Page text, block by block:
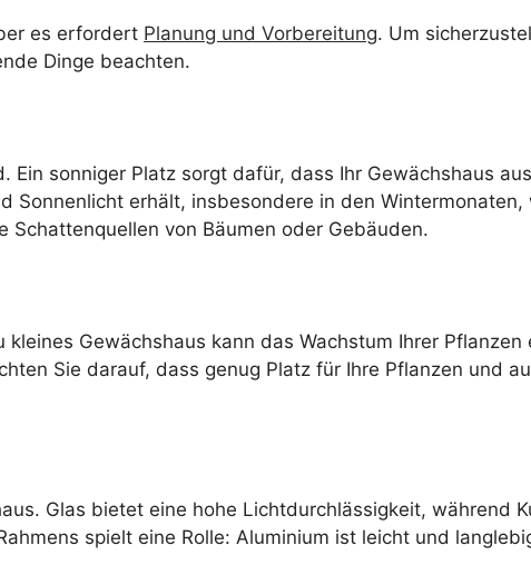
es erfordert Planung und Vorbereitung. Um
Dinge beachten.
sonniger Platz sorgt dafür, dass Ihr Gewächshaus
Sonnenlicht erhält, insbesondere in den
von Bäumen oder Gebäuden.
Gewächshaus kann das Wachstum Ihrer
Sie darauf, dass genug Platz für Ihre Pflanzen und
Glas bietet eine hohe Lichtdurchlässigkeit, während
spielt eine Rolle: Aluminium ist leicht und